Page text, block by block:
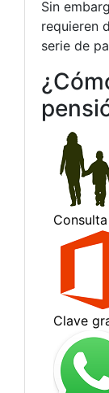
Sin
requieren
serie de